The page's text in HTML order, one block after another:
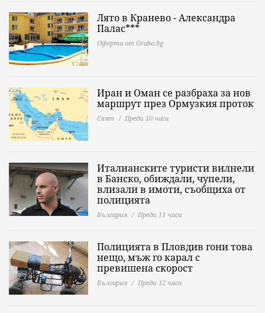
Лято в Кранево - Александра
Палас***
Оферта от Grabo.bg
Иран и Оман се разбраха за нов
маршрут през Ормузкия проток
Свят Преди 10 часа
Италианските туристи вилнели
в Банско, обиждали, чупели,
влизали в имоти, съобщиха от
полицията
България Преди 11 часа
Полицията в Пловдив гони това
нещо, мъж го карал с
превишена скорост
България Преди 12 часа